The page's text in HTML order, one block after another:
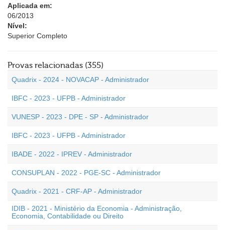
Aplicada em:
06/2013
Nível:
Superior Completo
Provas relacionadas (355)
Quadrix - 2024 - NOVACAP - Administrador
IBFC - 2023 - UFPB - Administrador
VUNESP - 2023 - DPE - SP - Administrador
IBFC - 2023 - UFPB - Administrador
IBADE - 2022 - IPREV - Administrador
CONSUPLAN - 2022 - PGE-SC - Administrador
Quadrix - 2021 - CRF-AP - Administrador
IDIB - 2021 - Ministério da Economia - Administração,
Economia, Contabilidade ou Direito